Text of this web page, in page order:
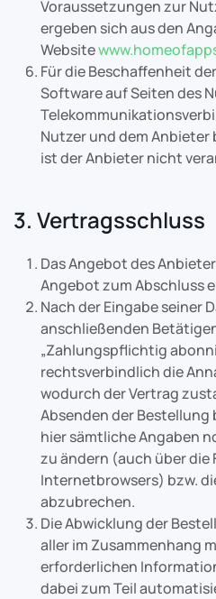
Voraussetzungen zur
ergeben sich aus den
Website
Für die Beschaffenheit
Software auf Seiten des
Nutzer und dem
ist der Anbieter nicht
3. Vertragsschluss
Das Angebot des
Angebot zum Abschluss
Nach der Eingabe seiner
anschließenden
„Zahlungspflichtig
rechtsverbindlich die
wodurch der Vertrag
Absenden der
hier sämtliche Angaben
zu ändern (auch über die
Internetbrowsers) bzw.
abzubrechen.
Die Abwicklung der
aller im Zusammenhang
erforderlichen
dabei zum Teil